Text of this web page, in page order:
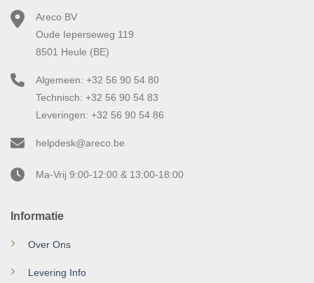
Informatie
Over Ons
Levering Info
Areco BV
Oude Ieperseweg 119
8501 Heule (BE)
Algemeen: +32 56 90 54 80
Technisch: +32 56 90 54 83
Leveringen: +32 56 90 54 86
helpdesk@areco.be
Ma-Vrij 9:00-12:00 & 13:00-18:00